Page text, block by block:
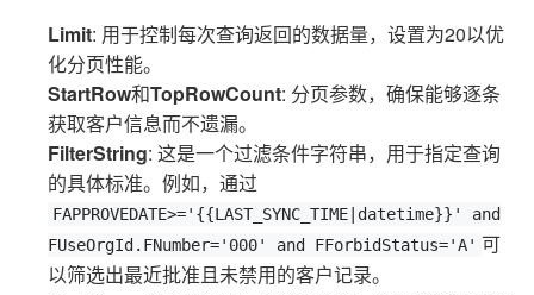
Limit: 用于控制每次查询返回的数据量，设置为20以优
化分页性能。
StartRow和TopRowCount: 分页参数，确保能够逐条
获取客户信息而不遗漏。
FilterString: 这是一个过滤条件字符串，用于指定查询
的具体标准。例如，通过
FAPPROVEDATE>='{{LAST_SYNC_TIME|datetime}}' and
FUseOrgId.FNumber='000' and FForbidStatus='A' 可
以筛选出最近批准且未禁用的客户记录。